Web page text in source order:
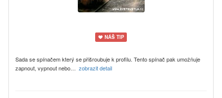
NÁŠ TIP
Sada se spínačem který se přišroubuje k profilu. Tento spínač pak umožňuje
zapnout, vypnout nebo… zobrazit detail